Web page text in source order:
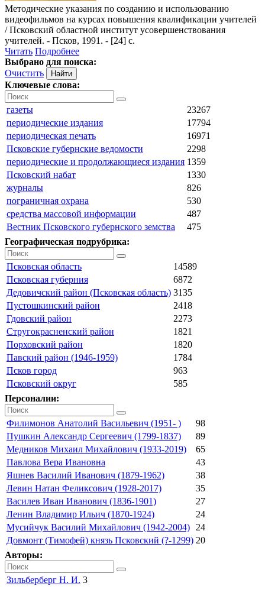
Методические указания по созданию и использованию
видеофильмов на курсах повышения квалификации учителей
/ Псковский областной институт усовершенствования
учителей. - Псков, 1991. - [24] с.
Читать Подробнее
Выбрано для поиска:
Очистить
Ключевые слова:
газеты
23267
периодические издания
17794
периодическая печать
16971
Псковские губернские ведомости
2298
периодические и продолжающиеся издания 1359
Псковский набат
1330
журналы
826
пограничная охрана
530
средства массовой информации
487
Вестник Псковского губернского земства
475
Географическая подрубрика:
Псковская область
14589
Псковская губерния
6872
Дедовичский район (Псковская область) 3135
Пустошкинский район
2418
Гдовский район
2273
Стругокрасненский район
1821
Порховский район
1820
Павский район (1946-1959)
1784
Псков город
963
Псковский округ
585
Персоналии:
Филимонов Анатолий Васильевич (1951- )
98
Пушкин Александр Сергеевич (1799-1837)
89
Медников Михаил Михайлович (1933-2019)
65
Павлова Вера Ивановна
43
Яшнев Василий Иванович (1879-1962)
38
Левин Натан Феликсович (1928-2017)
35
Василев Иван Иванович (1836-1901)
27
Ленин Владимир Ильич (1870-1924)
24
Мусийчук Василий Михайлович (1942-2004)
24
Довмонт (Тимофей) князь Псковский (?-1299) 20
Авторы:
Зильберберг Н. И. 3